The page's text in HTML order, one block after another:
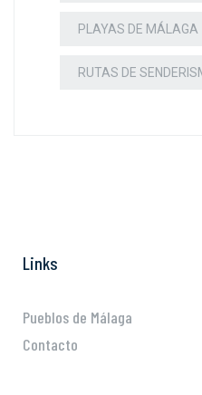
PLAYAS DE MÁLAGA
RUTAS DE
Links
Pueblos de Málaga
Contacto